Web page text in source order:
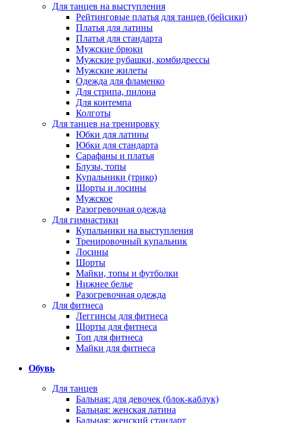
Для танцев на выступления
Рейтинговые платья для танцев (бейсики)
Платья для латины
Платья для стандарта
Мужские брюки
Мужские рубашки, комбидрессы
Мужские жилеты
Одежда для фламенко
Для стрипа, пилона
Для контемпа
Колготы
Для танцев на тренировку
Юбки для латины
Юбки для стандарта
Сарафаны и платья
Блузы, топы
Купальники (трико)
Шорты и лосины
Мужское
Разогревочная одежда
Для гимнастики
Купальники на выступления
Тренировочный купальник
Лосины
Шорты
Майки, топы и футболки
Нижнее белье
Разогревочная одежда
Для фитнеса
Леггинсы для фитнеса
Шорты для фитнеса
Топ для фитнеса
Майки для фитнеса
Обувь
Для танцев
Бальная: для девочек (блок-каблук)
Бальная: женская латина
Бальная: женский стандарт